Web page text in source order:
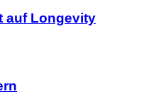
auf Longevity